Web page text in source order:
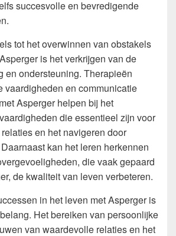
succesvolle en bevredigende
tot het overwinnen van obstakels
is het verkrijgen van de
en ondersteuning. Therapieën
vaardigheden en communicatie
Asperger helpen bij het
die essentieel zijn voor
en het navigeren door
kan het leren herkennen
die vaak gepaard
de kwaliteit van leven verbeteren.
in het leven met Asperger is
Het bereiken van persoonlijke
van waardevolle relaties en het